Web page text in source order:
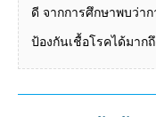
ดี จากการศึกษาพบว่า
ป้องกันเชื้อโรคได้มาก